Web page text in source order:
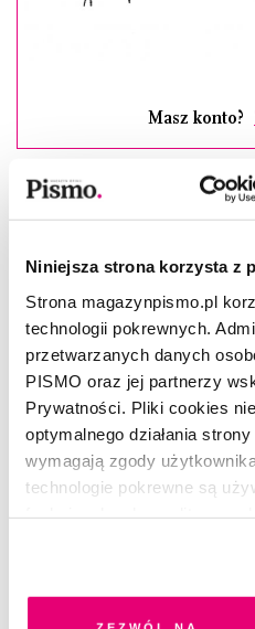
Niniejsza strona korzysta z
Strona magazynpismo.pl
technologii pokrewnych.
przetwarzanych danych
PISMO oraz jej partnerzy
Prywatności. Pliki cookies
optymalnego działania
wymagają zgody
technologie pokrewne są
dobrowolną zgodę na pliki
pokrewne, zgadzasz się na
na Twoim urządzeniu
Masz konto?
Rafał Księżyk
–(ur. 1970),
Jest współautorem
Świetlickiego, oraz autorem
Williama S. Burroughsa.
Czarne, ukaże się zbiór jego